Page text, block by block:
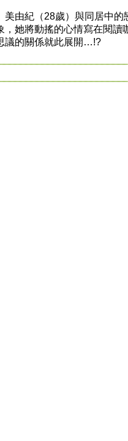
紀（28歲）與同居中的
，她將動搖的心情寫在閱讀
議的關係就此展開…!?